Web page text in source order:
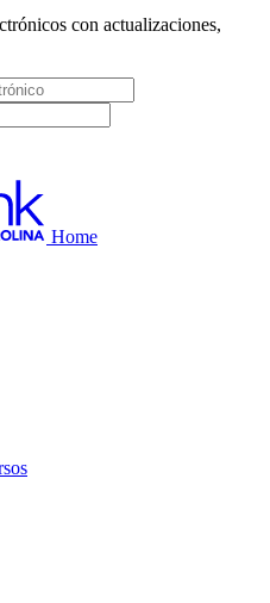
con actualizaciones,
Home